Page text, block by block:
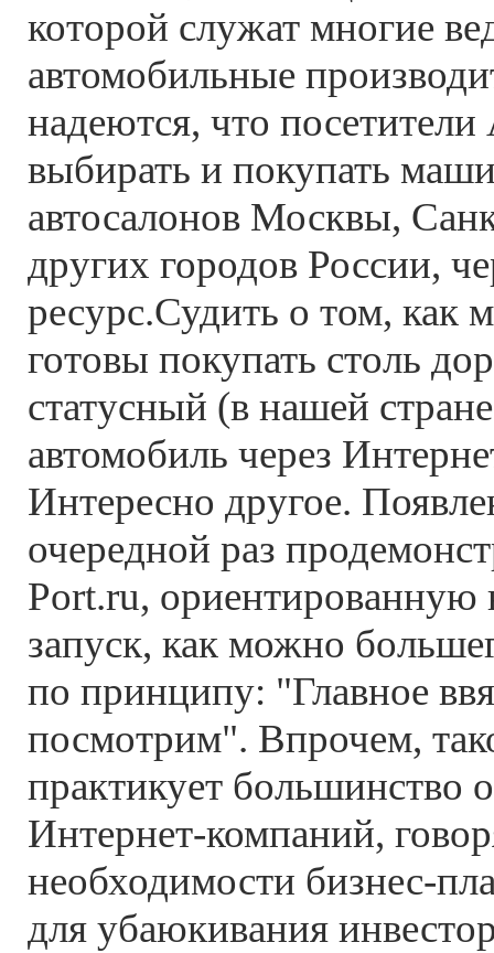
которой служат многие
автомобильные
надеются, что
выбирать и покупать
автосалонов Москвы,
других городов России,
ресурс.Судить о том, как
готовы покупать столь
статусный (в нашей
автомобиль через
Интересно другое.
очередной раз
Port.ru, ориентированную
запуск, как можно
по принципу: "Главное
посмотрим". Впрочем,
практикует большинство
Интернет-компаний,
необходимости бизнес-
для убаюкивания